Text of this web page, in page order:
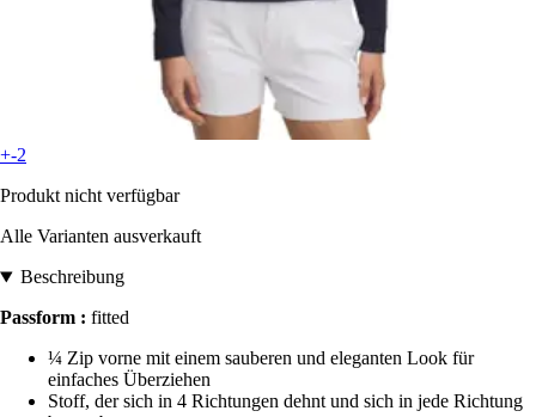
+-2
Produkt nicht verfügbar
Alle Varianten ausverkauft
Beschreibung
Passform : fitted
¼ Zip vorne mit einem sauberen und eleganten Look für
einfaches Überziehen
Stoff, der sich in 4 Richtungen dehnt und sich in jede Richtung